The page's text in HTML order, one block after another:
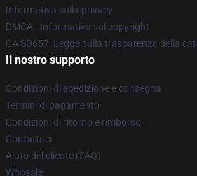
Informativa sulla privacy
DMCA - Informativa sul copyright
CA SB657: Legge sulla trasparenza della
Il nostro supporto
Condizioni di spedizione e consegna
Termini di pagamento
Condizioni di ritorno e rimborso
Contattaci
Aiuto del cliente (FAQ)
Whosale